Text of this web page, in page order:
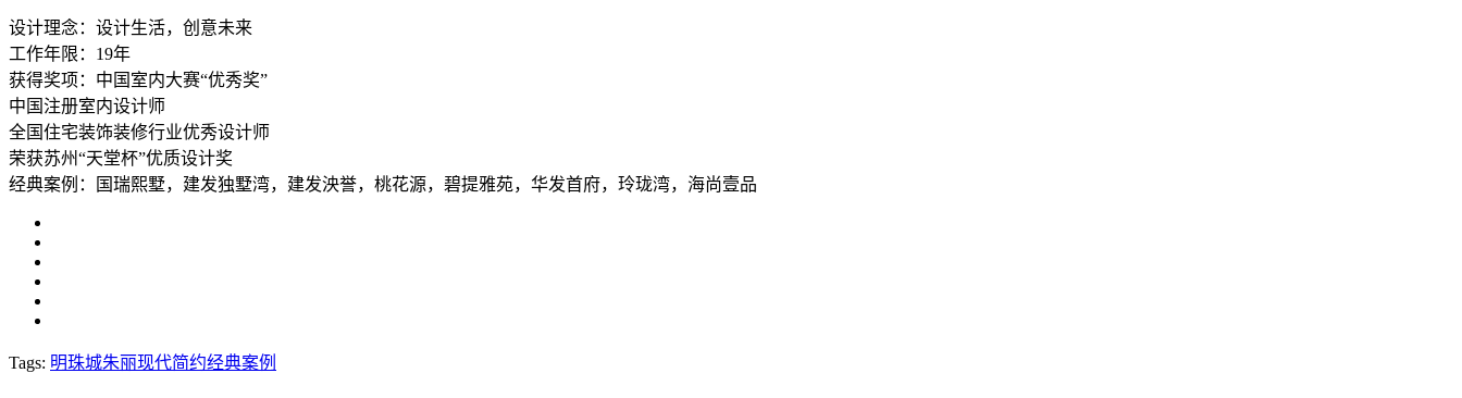
设计理念：设计生活，创意未来
工作年限：19年
获得奖项：中国室内大赛“优秀奖”
中国注册室内设计师
全国住宅装饰装修行业优秀设计师
荣获苏州“天堂杯”优质设计奖
经典案例：国瑞熙墅，建发独墅湾，建发泱誉，桃花源，碧提雅苑，华发首府，玲珑湾，海尚壹品
Tags: 明珠城朱丽现代简约经典案例